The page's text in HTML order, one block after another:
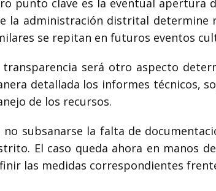
punto clave es la eventual apertura
la administración distrital determine
se repitan en futuros eventos
transparencia será otro aspecto
detallada los informes técnicos,
de los recursos.
no subsanarse la falta de
El caso queda ahora en manos
las medidas correspondientes